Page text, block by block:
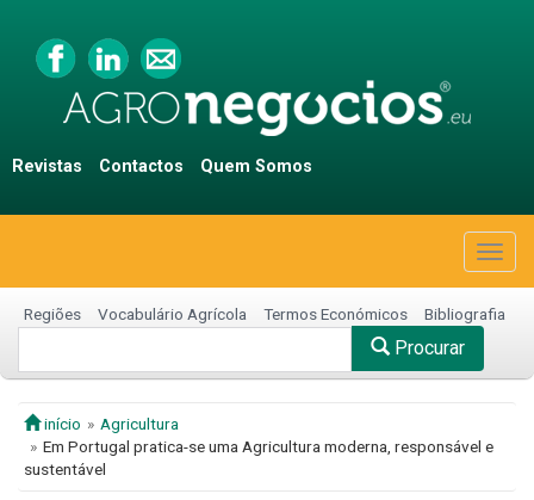
Revistas Contactos Quem Somos
Regiões Vocabulário Agrícola Termos Económicos Bibliografia
Procurar
início
Agricultura
Em Portugal pratica-se uma Agricultura moderna, responsável e
sustentável